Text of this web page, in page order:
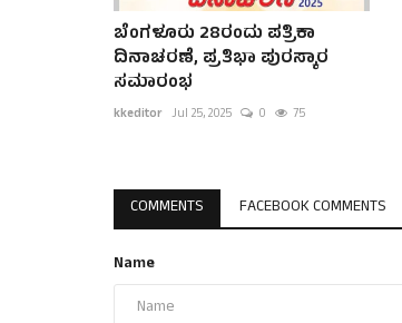
ಬೆಂಗಳೂರು 28ರಂದು ಪತ್ರಿಕಾ
ದಿನಾಚರಣೆ, ಪ್ರತಿಭಾ ಪುರಸ್ಕಾರ
ಸಮಾರಂಭ
kkeditor Jul 25, 2025 0 75
COMMENTS FACEBOOK COMMENTS
Name